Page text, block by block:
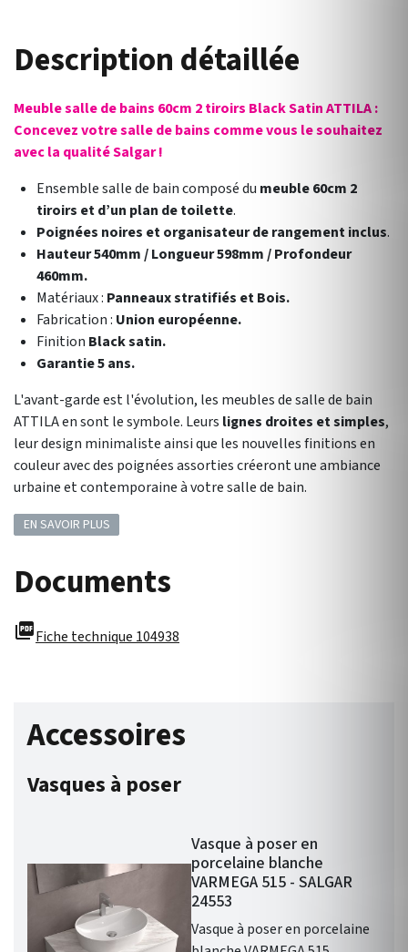
Description détaillée
Meuble salle de bains 60cm 2 tiroirs Black Satin ATTILA :
Concevez votre salle de bains comme vous le souhaitez
avec la qualité Salgar !
Ensemble salle de bain composé du meuble 60cm 2
tiroirs et d’un plan de toilette.
Poignées noires et organisateur de rangement inclus.
Hauteur 540mm / Longueur 598mm / Profondeur
460mm.
Matériaux : Panneaux stratifiés et Bois.
Fabrication : Union européenne.
Finition Black satin.
Garantie 5 ans.
L'avant-garde est l'évolution, les meubles de salle de bain
ATTILA en sont le symbole. Leurs lignes droites et simples,
leur design minimaliste ainsi que les nouvelles finitions en
couleur avec des poignées assorties créeront une ambiance
urbaine et contemporaine à votre salle de bain.
EN SAVOIR PLUS
Documents
picture_as_pdfFiche technique 104938
Accessoires
Vasques à poser
Vasque à poser en
porcelaine blanche
VARMEGA 515 - SALGAR
24553
Vasque à poser en porcelaine